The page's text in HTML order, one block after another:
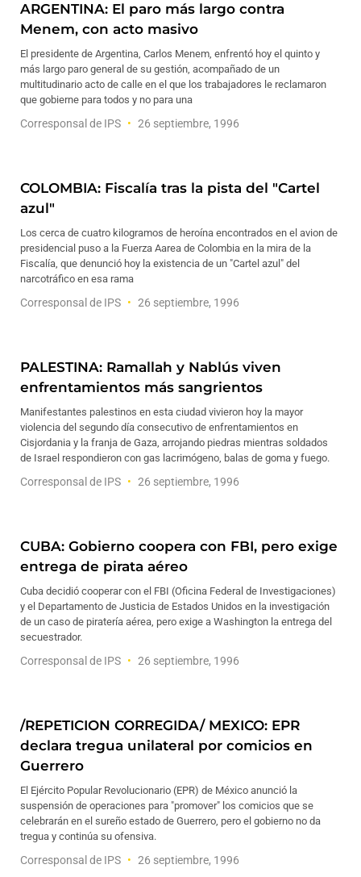
ARGENTINA: El paro más largo contra
Menem, con acto masivo
El presidente de Argentina, Carlos Menem, enfrentó hoy el quinto y
más largo paro general de su gestión, acompañado de un
multitudinario acto de calle en el que los trabajadores le reclamaron
que gobierne para todos y no para una
Corresponsal de IPS 26 septiembre, 1996
COLOMBIA: Fiscalía tras la pista del "Cartel
azul"
Los cerca de cuatro kilogramos de heroína encontrados en el avion de
presidencial puso a la Fuerza Aarea de Colombia en la mira de la
Fiscalía, que denunció hoy la existencia de un "Cartel azul" del
narcotráfico en esa rama
Corresponsal de IPS 26 septiembre, 1996
PALESTINA: Ramallah y Nablús viven
enfrentamientos más sangrientos
Manifestantes palestinos en esta ciudad vivieron hoy la mayor
violencia del segundo día consecutivo de enfrentamientos en
Cisjordania y la franja de Gaza, arrojando piedras mientras soldados
de Israel respondieron con gas lacrimógeno, balas de goma y fuego.
Corresponsal de IPS 26 septiembre, 1996
CUBA: Gobierno coopera con FBI, pero exige
entrega de pirata aéreo
Cuba decidió cooperar con el FBI (Oficina Federal de Investigaciones)
y el Departamento de Justicia de Estados Unidos en la investigación
de un caso de piratería aérea, pero exige a Washington la entrega del
secuestrador.
Corresponsal de IPS 26 septiembre, 1996
/REPETICION CORREGIDA/ MEXICO: EPR
declara tregua unilateral por comicios en
Guerrero
El Ejército Popular Revolucionario (EPR) de México anunció la
suspensión de operaciones para "promover" los comicios que se
celebrarán en el sureño estado de Guerrero, pero el gobierno no da
tregua y continúa su ofensiva.
Corresponsal de IPS 26 septiembre, 1996